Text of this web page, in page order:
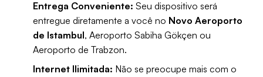
Entrega Conveniente: Seu dispositivo será
entregue diretamente a você no Novo Aeroporto
de Istambul, Aeroporto Sabiha Gökçen ou
Aeroporto de Trabzon.
Internet Ilimitada: Não se preocupe mais com o